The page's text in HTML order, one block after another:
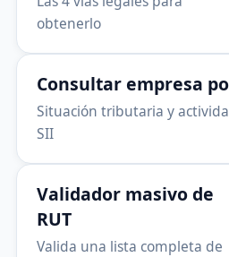
obtenerlo
Consultar empresa
Situación tributaria y
SII
Validador masivo de
RUT
Valida una lista completa de